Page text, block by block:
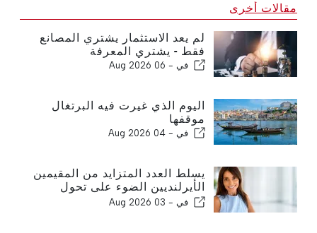
مقالات أخرى
لم يعد الاستثمار يشتري المصانع
فقط - يشتري المعرفة
في - 06 Aug 2026
اليوم الذي غيرت فيه البرتغال
موقفها
في - 04 Aug 2026
يسلط العدد المتزايد من المقيمين
الأيرلنديين الضوء على تحول
الغارف إلى منزل على مدار العام
في - 03 Aug 2026